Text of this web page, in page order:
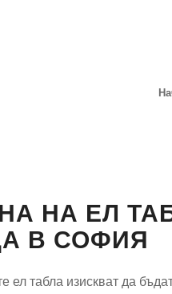
НА ЕЛ
В СОФИЯ
ел табла изискват да